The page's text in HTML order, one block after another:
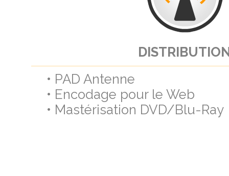
• PAD Antenne
• Encodage pour le Web
• Mastérisation DVD/Blu-Ray